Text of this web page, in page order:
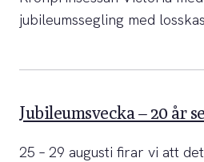
jubileumssegling med
Jubileumsvecka – 20 år
25 – 29 augusti firar vi att